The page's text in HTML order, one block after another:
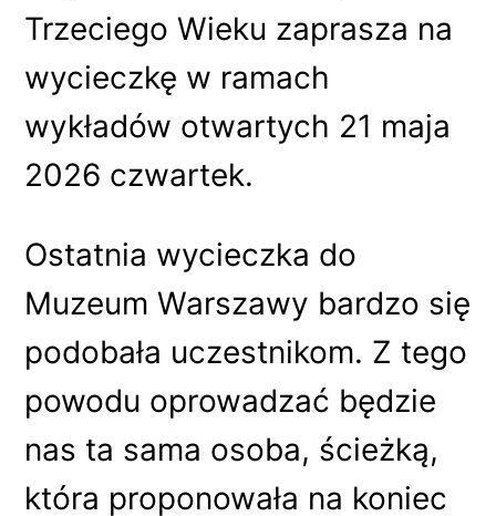
Trzeciego Wieku zaprasza na
wycieczkę w ramach
wykładów otwartych 21 maja
2026 czwartek.
Ostatnia wycieczka do
Muzeum Warszawy bardzo się
podobała uczestnikom. Z tego
powodu oprowadzać będzie
nas ta sama osoba, ścieżką,
która proponowała na koniec